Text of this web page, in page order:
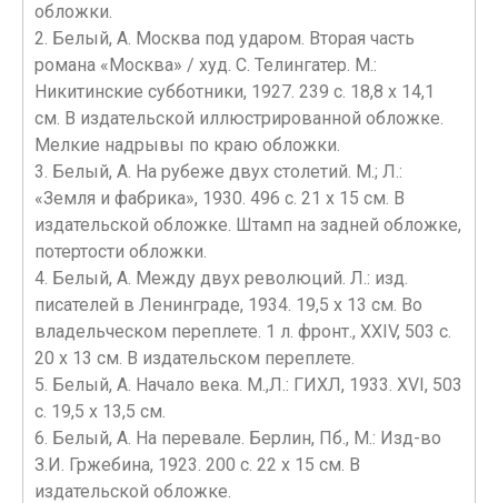
обложки.
2. Белый, А. Москва под ударом. Вторая часть
романа «Москва» / худ. С. Телингатер. М.:
Никитинские субботники, 1927. 239 с. 18,8 х 14,1
см. В издательской иллюстрированной обложке.
Мелкие надрывы по краю обложки.
3. Белый, А. На рубеже двух столетий. М.; Л.:
«Земля и фабрика», 1930. 496 с. 21 х 15 см. В
издательской обложке. Штамп на задней обложке,
потертости обложки.
4. Белый, А. Между двух революций. Л.: изд.
писателей в Ленинграде, 1934. 19,5 х 13 см. Во
владельческом переплете. 1 л. фронт., XXIV, 503 с.
20 х 13 см. В издательском переплете.
5. Белый, А. Начало века. М.,Л.: ГИХЛ, 1933. XVI, 503
с. 19,5 х 13,5 см.
6. Белый, А. На перевале. Берлин, Пб., М.: Изд-во
З.И. Гржебина, 1923. 200 с. 22 х 15 см. В
издательской обложке.